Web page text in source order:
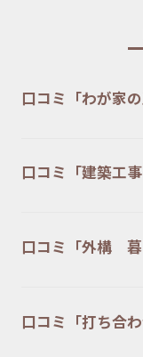
口コミ「わが家
口コミ「建築工事
口コミ「外構 暮
口コミ「打ち合